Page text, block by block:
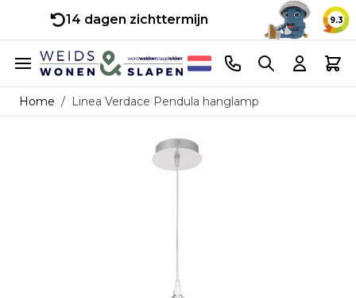
14 dagen zichttermijn 9.3
Ga naar de inhoud
Telefoonnummer
Search Cart
Home / Linea Verdace Pendula hanglamp